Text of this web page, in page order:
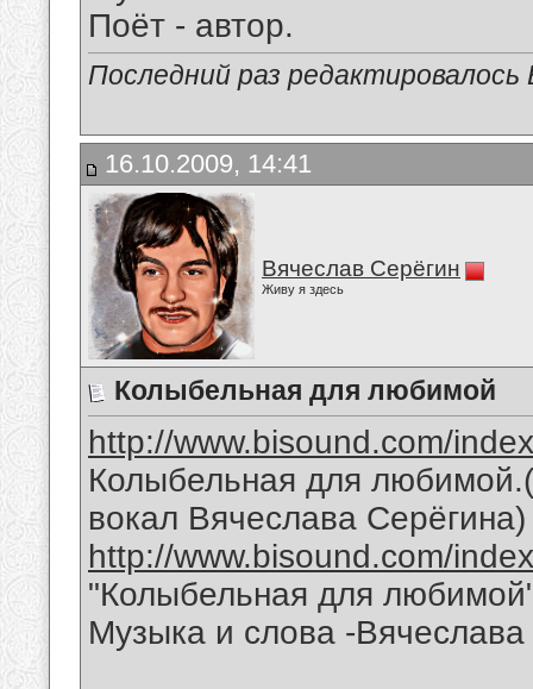
Поёт - автор.
Последний раз
16.10.2009, 14:41
Вячеслав Серёгин
Живу я здесь
Колыбельная для любимой
http://www.bisound.com/
Колыбельная для
вокал Вячеслава Серёгина)
http://www.bisound.com/
"Колыбельная для
Музыка и слова -